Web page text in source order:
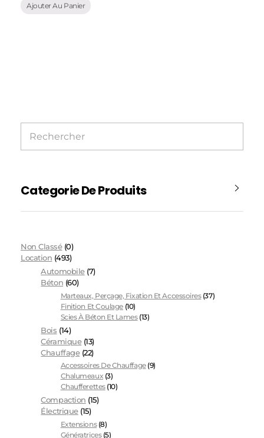
Ajouter Au Panier
Categorie De Produits
Non Classé (0)
Location (493)
Automobile (7)
Béton (60)
Marteaux, Perçage, Fixation Et Accessoires (37)
Finition Et Coulage (10)
Scies À Béton Et Lames (13)
Bois (14)
Céramique (13)
Chauffage (22)
Accessoires De Chauffage (9)
Chalumeaux (3)
Chaufferettes (10)
Compaction (15)
Électrique (15)
Extensions (8)
Génératrices (5)